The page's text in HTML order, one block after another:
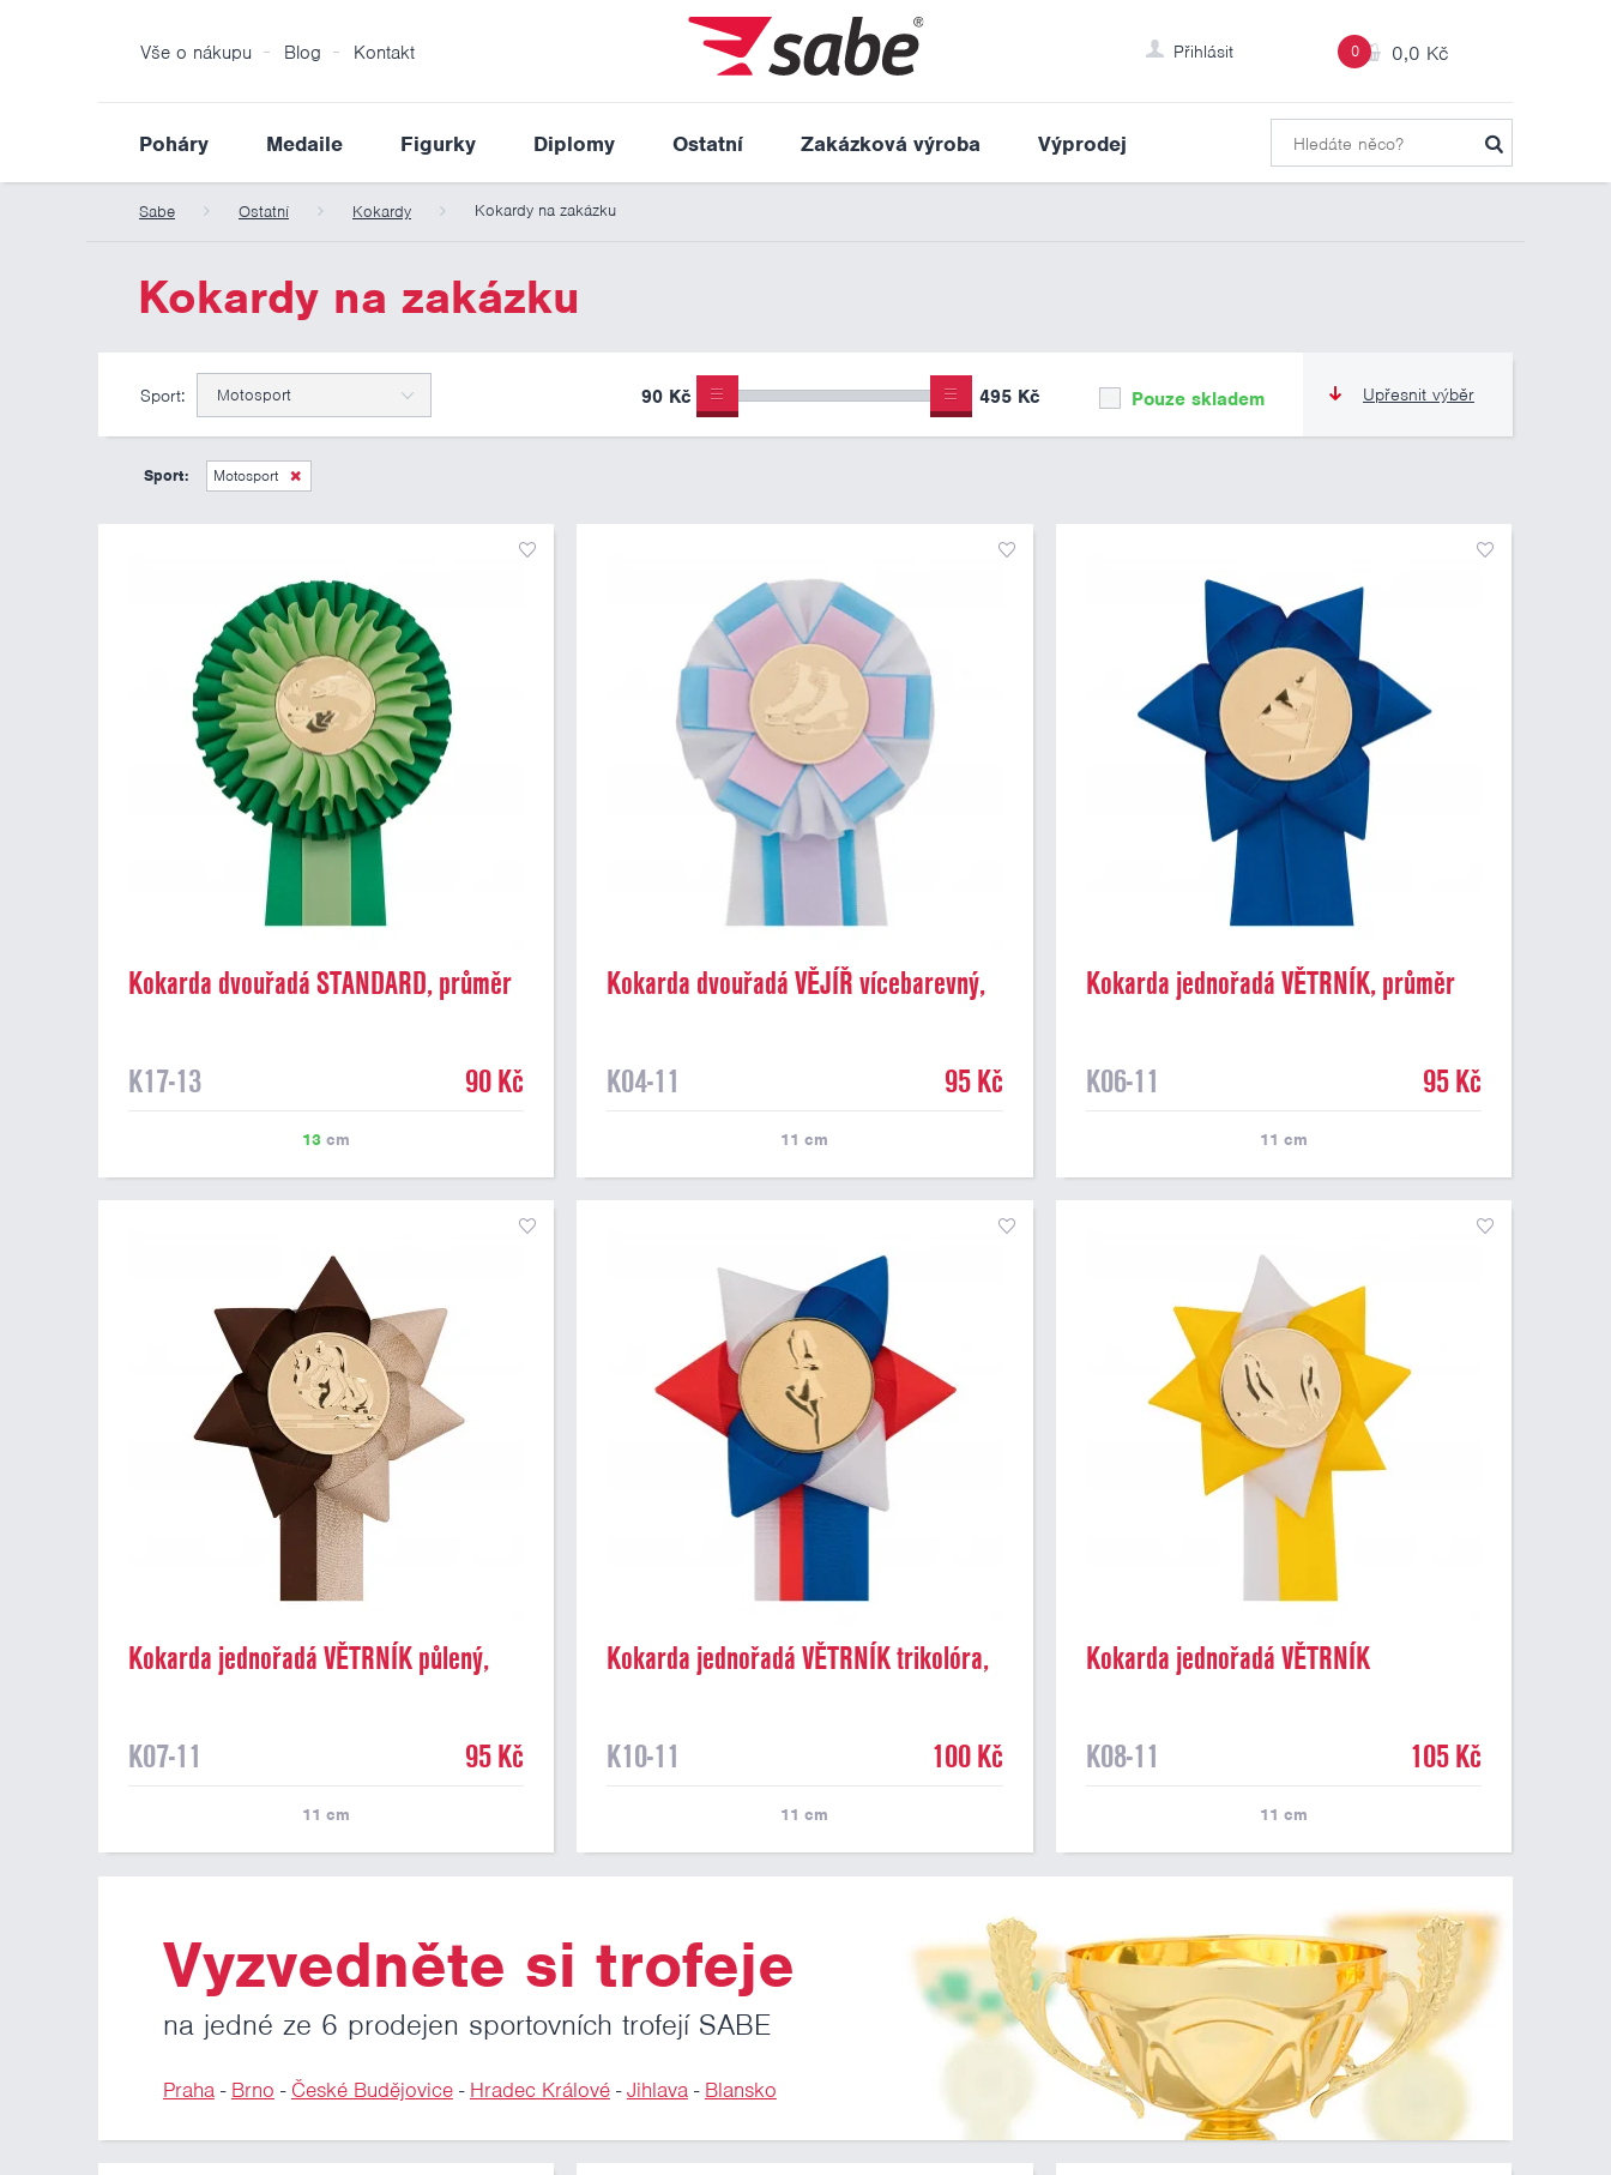
0 0,0 Kč
Přihlásit
Vše o nákupu Blog Kontakt
Poháry Medaile Figurky Diplomy Ostatní Zakázková výroba Výprodej
Sabe Ostatní Kokardy Kokardy na zakázku
Kokardy na zakázku
Upřesnit výběr
Sport: Motosport Pouze skladem
90 Kč 495 Kč
Sport: Motosport
Kokarda dvouřadá STANDARD, průměr
K17-13
90 Kč
13cm
Kokarda dvouřadá VĚJÍŘ vícebarevný,
K04-11
95 Kč
11 cm
Kokarda jednořadá VĚTRNÍK, průměr
K06-11
95 Kč
11 cm
Kokarda jednořadá VĚTRNÍK půlený,
K07-11
95 Kč
11 cm
Kokarda jednořadá VĚTRNÍK trikolóra,
K10-11
100 Kč
11 cm
Kokarda jednořadá VĚTRNÍK
K08-11
105 Kč
11 cm
Vyzvedněte si trofeje
na jedné ze 6 prodejen sportovních trofejí SABE
Praha- Brno - České Budějovice- Hradec Králové-Jihlava- Blansko